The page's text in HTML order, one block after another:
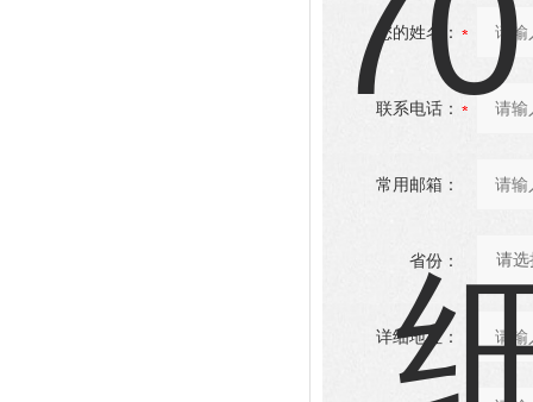
您的姓名：
联系电话：
常用邮箱：
省份：
详细地址：